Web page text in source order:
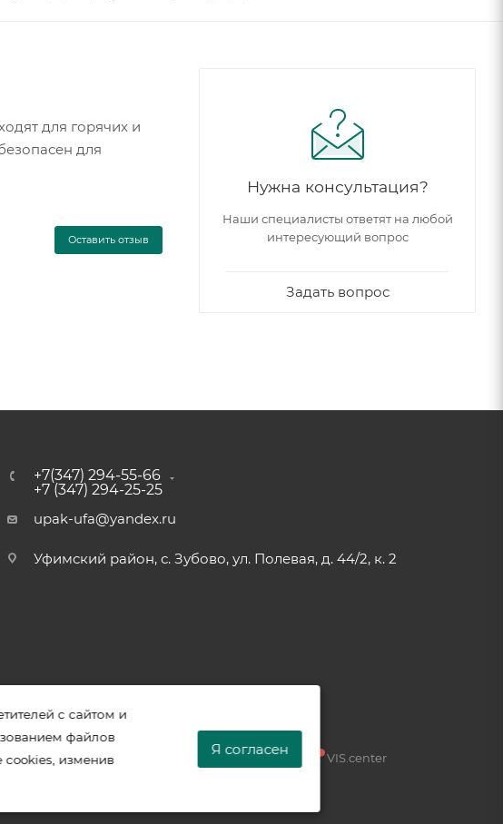
для горячих и
для
Оставить отзыв
Нужна консультация?
Наши специалисты ответят на любой
интересующий вопрос
Задать вопрос
+7(347) 294-55-66
+7 (347) 294-25-25
upak-ufa@yandex.ru
Уфимский район, с. Зубово, ул. Полевая, д. 44/2, к. 2
Разработка — VIS.center
с сайтом и
файлов
cookies, изменив
Я согласен